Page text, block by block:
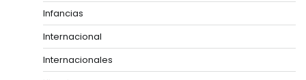
Infancias
Internacional
Internacionales